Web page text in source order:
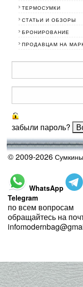
ТЕРМОСУМКИ
СТАТЬИ И ОБЗОРЫ
БРОНИРОВАНИЕ
ПРОДАВЦАМ НА
забыли пароль?
© 2009-2026
WhatsApp
Telegram
по всем вопросам
обращайтесь на